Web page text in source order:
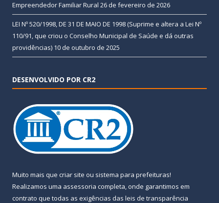
Empreendedor Familiar Rural 26 de fevereiro de 2026
LEI Nº 520/1998, DE 31 DE MAIO DE 1998 (Suprime e altera a Lei Nº
110/91, que criou o Conselho Municipal de Saúde e dá outras
providências) 10 de outubro de 2025
DESENVOLVIDO POR CR2
Muito mais que criar site ou sistema para prefeituras!
Realizamos uma assessoria completa, onde garantimos em
contrato que todas as exigências das leis de transparência